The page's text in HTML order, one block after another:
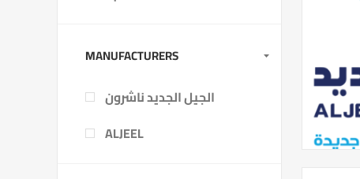
MANUFACTURERS
الجيل الجديد ناشرون
ALJEEL